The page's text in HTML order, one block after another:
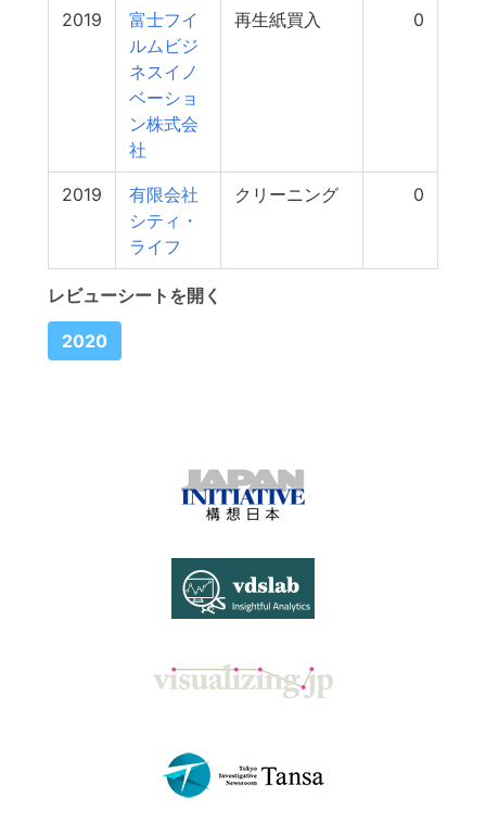
2019
富士フイ
ルムビジ
ネスイノ
ベーショ
ン株式会
社
再生紙買入 0
2019
有限会社
シティ・
ライフ
クリーニング 0
レビューシートを開く
2020